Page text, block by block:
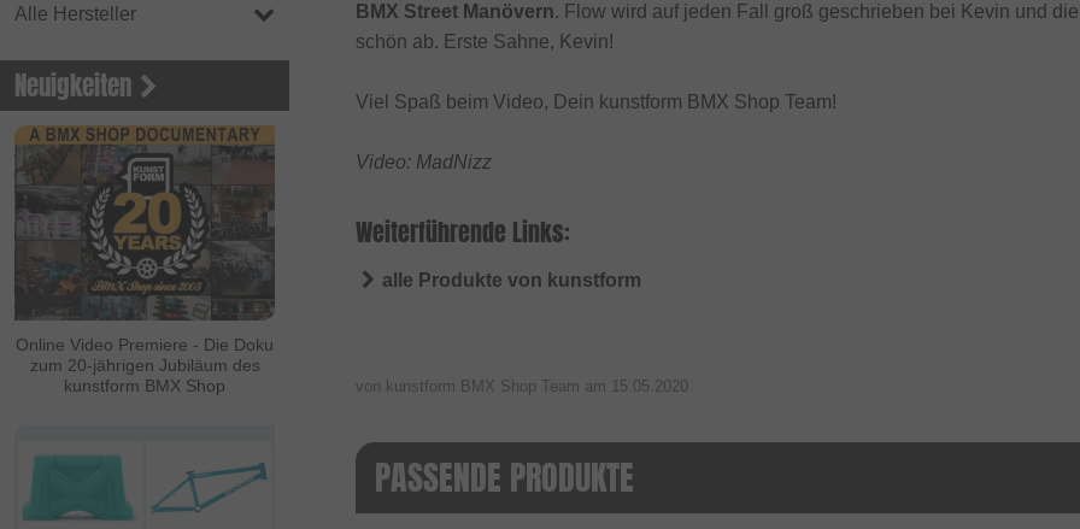
Alle Hersteller
Neuigkeiten
Online Video Premiere - Die Doku
zum 20-jährigen Jubiläum des
kunstform BMX Shop
BMX Street Manövern. Flow wird auf jeden Fall groß geschrieben bei Kevin und
schön ab. Erste Sahne, Kevin!
Viel Spaß beim Video, Dein kunstform BMX Shop Team!
Video: MadNizz
Weiterführende Links:
alle Produkte von kunstform
von kunstform BMX Shop Team am 15.05.2020
PASSENDE PRODUKTE